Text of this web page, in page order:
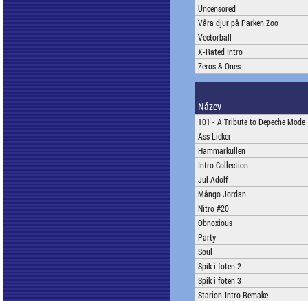
Uncensored
Våra djur på Parken Zoo
Vectorball
X-Rated Intro
Zeros & Ones
Název
101 - A Tribute to Depeche Mode
Ass Licker
Hammarkullen
Intro Collection
Jul Adolf
Mångo Jordan
Nitro #20
Obnoxious
Party
Soul
Spik i foten 2
Spik i foten 3
Starion-Intro Remake